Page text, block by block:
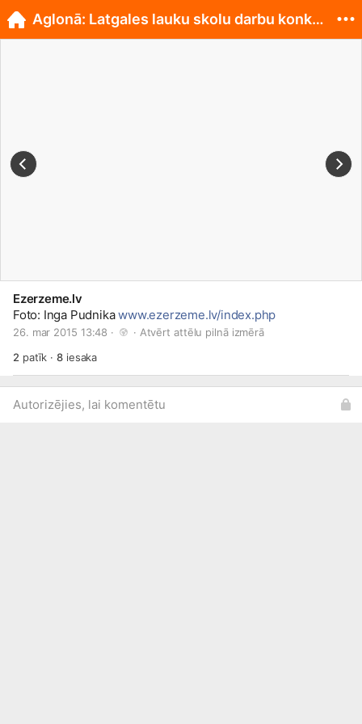
Ezerzeme.lv
Foto: Inga Pudnikawww.ezerzeme.lv/index.php
26. mar 2015 13:48 · · Atvērt attēlu pilnā izmērā
2 patīk ·8iesaka
Autorizējies, lai komentētu
Aglonā: Latgales lauku skolu darbu konkurss